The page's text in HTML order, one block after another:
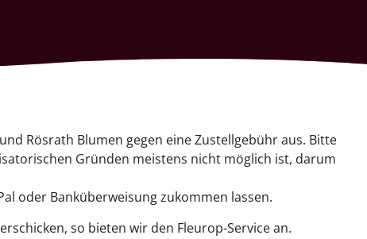
Rösrath Blumen gegen eine Zustellgebühr aus. Bitte
Gründen meistens nicht möglich ist, darum
oder Banküberweisung zukommen lassen.
so bieten wir den Fleurop-Service an.